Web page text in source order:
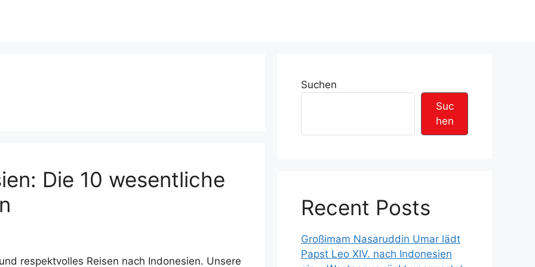
Die 10 wesentliche
respektvolles Reisen nach Indonesien. Unsere
Suchen
Suc
hen
Recent Posts
Großimam Nasaruddin Umar lädt
Papst Leo XIV. nach Indonesien